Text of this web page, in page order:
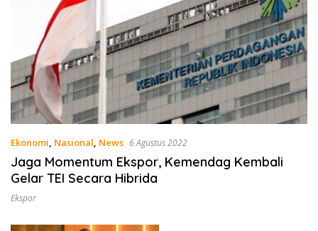
Ekonomi, Nasional, News 6 Agustus 2022
Jaga Momentum Ekspor, Kemendag Kembali
Gelar TEI Secara Hibrida
Ekspor